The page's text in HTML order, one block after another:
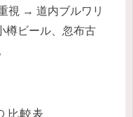
視 → 道内ブルワリ
樽ビール、忽布古
比較表